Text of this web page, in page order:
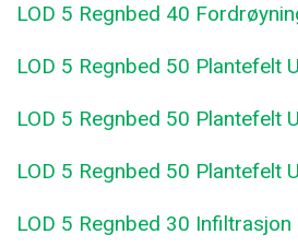
LOD 5 Regnbed 40
LOD 5 Regnbed 50 Plantefelt
LOD 5 Regnbed 50 Plantefelt
LOD 5 Regnbed 50 Plantefelt
LOD 5 Regnbed 30